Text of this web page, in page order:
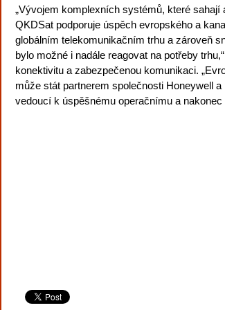
„Vývojem komplexních systémů, které
QKDSat podporuje úspěch evropského a
globálním telekomunikačním trhu a zároveň
bylo možné i nadále reagovat na potřeby
konektivitu a zabezpečenou komunikaci.
může stát partnerem společnosti Honeywell
vedoucí k úspěšnému operačnímu a